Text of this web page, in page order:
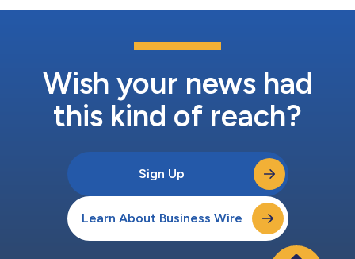
Wish your news had
this kind of reach?
Sign Up
Learn About Business Wire